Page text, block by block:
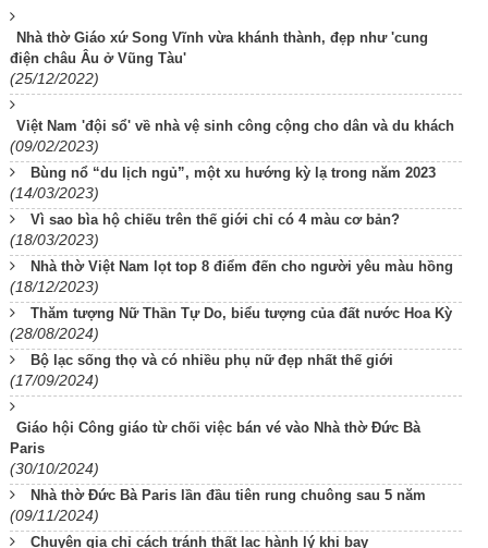
Nhà thờ Giáo xứ Song Vĩnh vừa khánh thành, đẹp như 'cung
điện châu Âu ở Vũng Tàu'
(25/12/2022)
Việt Nam 'đội sổ' về nhà vệ sinh công cộng cho dân và du khách
(09/02/2023)
Bùng nổ “du lịch ngủ”, một xu hướng kỳ lạ trong năm 2023
(14/03/2023)
Vì sao bìa hộ chiếu trên thế giới chỉ có 4 màu cơ bản?
(18/03/2023)
Nhà thờ Việt Nam lọt top 8 điểm đến cho người yêu màu hồng
(18/12/2023)
Thăm tượng Nữ Thần Tự Do, biểu tượng của đất nước Hoa Kỳ
(28/08/2024)
Bộ lạc sống thọ và có nhiều phụ nữ đẹp nhất thế giới
(17/09/2024)
Giáo hội Công giáo từ chối việc bán vé vào Nhà thờ Đức Bà
Paris
(30/10/2024)
Nhà thờ Đức Bà Paris lần đầu tiên rung chuông sau 5 năm
(09/11/2024)
Chuyên gia chỉ cách tránh thất lạc hành lý khi bay